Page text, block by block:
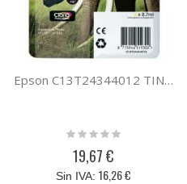
Epson C13T24344012 TINTA CLARIA 24 AMARILLO XL
Rating:
19,67 €
16,26 €